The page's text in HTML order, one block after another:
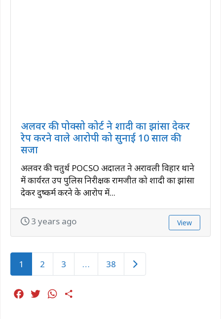
अलवर की पोक्सो कोर्ट ने शादी का झांसा देकर
रेप करने वाले आरोपी को सुनाई 10 साल की
सजा
अलवर की चतुर्थ POCSO अदालत ने अरावली विहार थाने
में कार्यरत उप पुलिस निरीक्षक रामजीत को शादी का झांसा
देकर दुष्कर्म करने के आरोप में...
3 years ago View
1 2 3 … 38 Older posts
W